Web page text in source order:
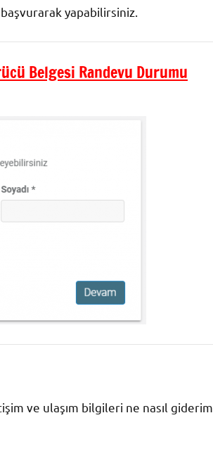
yapabilirsiniz.
Belgesi Randevu Durumu
ve ulaşım bilgileri ne nasıl giderim